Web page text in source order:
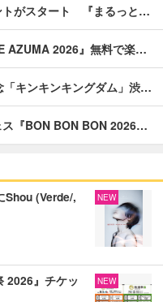
トがスタート 『まるっと…
AZUMA 2026』無料で楽…
「キンキンキングダム」渋…
ス『BON BON BON 2026…
(Verde/,
NEW
2026』チケッ
NEW